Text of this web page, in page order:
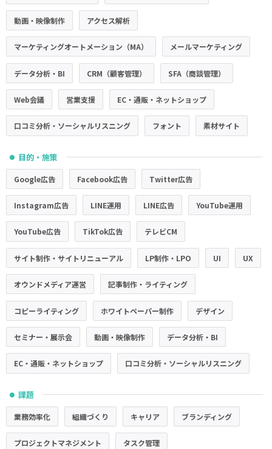
動画・映像制作 アクセス解析
マーケティングオートメーション（MA） メールマーケティング
データ分析・BI CRM（顧客管理） SFA（商談管理）
Web会議 営業支援 EC・通販・ネットショップ
口コミ分析・ソーシャルリスニング フォント 素材サイト
● 目的・施策
Google広告 Facebook広告 Twitter広告
Instagram広告 LINE運用 LINE広告 YouTube運用
YouTube広告 TikTok広告 テレビCM
サイト制作・サイトリニューアル LP制作・LPO UI UX
オウンドメディア運営 記事制作・ライティング
コピーライティング ホワイトペーパー制作 デザイン
セミナー・展示会 動画・映像制作 データ分析・BI
EC・通販・ネットショップ 口コミ分析・ソーシャルリスニング
● 課題
業務効率化 組織づくり キャリア ブランディング
プロジェクトマネジメント タスク管理